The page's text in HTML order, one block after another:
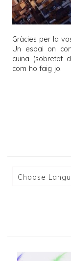
Gràcies per la
Un espai on
cuina (sobretot
com ho faig jo.